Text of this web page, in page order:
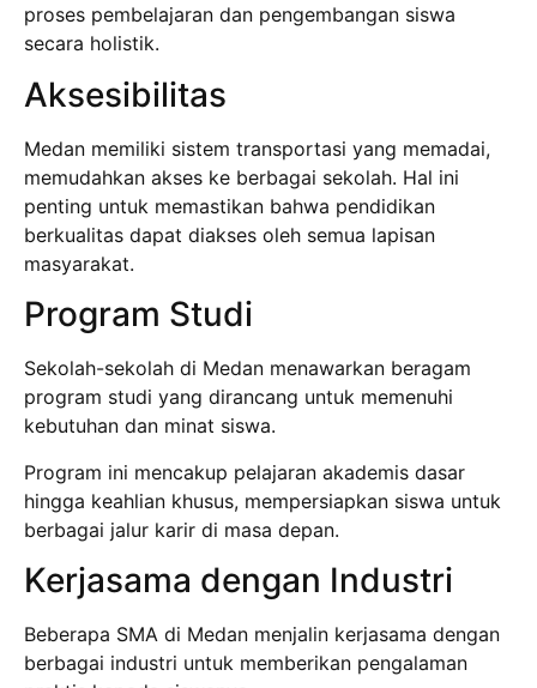
proses pembelajaran dan pengembangan siswa
secara holistik.
Aksesibilitas
Medan memiliki sistem transportasi yang memadai,
memudahkan akses ke berbagai sekolah. Hal ini
penting untuk memastikan bahwa pendidikan
berkualitas dapat diakses oleh semua lapisan
masyarakat.
Program Studi
Sekolah-sekolah di Medan menawarkan beragam
program studi yang dirancang untuk memenuhi
kebutuhan dan minat siswa.
Program ini mencakup pelajaran akademis dasar
hingga keahlian khusus, mempersiapkan siswa untuk
berbagai jalur karir di masa depan.
Kerjasama dengan Industri
Beberapa SMA di Medan menjalin kerjasama dengan
berbagai industri untuk memberikan pengalaman